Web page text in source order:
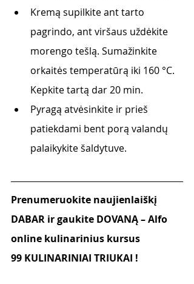
Kremą supilkite ant tarto
pagrindo, ant viršaus uždėkite
morengo tešlą. Sumažinkite
orkaitės temperatūrą iki 160 °C.
Kepkite tartą dar 20 min.
Pyragą atvėsinkite ir prieš
patiekdami bent porą valandų
palaikykite šaldytuve.
Prenumeruokite naujienlaiškį
DABAR ir gaukite DOVANĄ – Alfo
online kulinarinius kursus
99 KULINARINIAI TRIUKAI !